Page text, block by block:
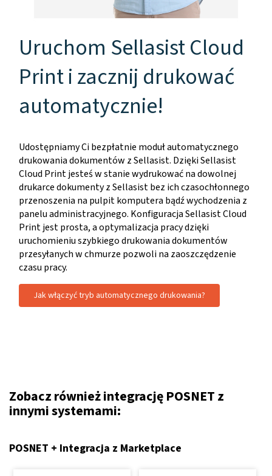
Uruchom Sellasist Cloud
Print i zacznij drukować
automatycznie!
Udostępniamy Ci bezpłatnie moduł automatycznego
drukowania dokumentów z Sellasist. Dzięki Sellasist
Cloud Print jesteś w stanie wydrukować na dowolnej
drukarce dokumenty z Sellasist bez ich czasochłonnego
przenoszenia na pulpit komputera bądź wychodzenia z
panelu administracyjnego. Konfiguracja Sellasist Cloud
Print jest prosta, a optymalizacja pracy dzięki
uruchomieniu szybkiego drukowania dokumentów
przesyłanych w chmurze pozwoli na zaoszczędzenie
czasu pracy.
Jak włączyć tryb automatycznego drukowania?
Zobacz również integrację POSNET z
innymi systemami:
POSNET + Integracja z Marketplace